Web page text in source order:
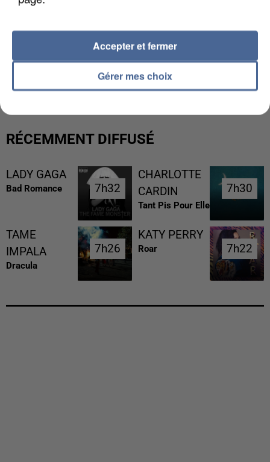
UN SECOND CADRE DE LA DZ MAFIA
INTERPELLÉ EN ALGÉRIE
RÉCEMMENT DIFFUSÉ
LADY GAGA
Bad Romance 7h32
7h32
CHARLOTTE
CARDIN
Tant Pis Pour Elle
7h30
7h30
TAME
IMPALA
Dracula
7h26
7h26
KATY PERRY
Roar 7h22
7h22
Gérer mes choix
Accepter et fermer